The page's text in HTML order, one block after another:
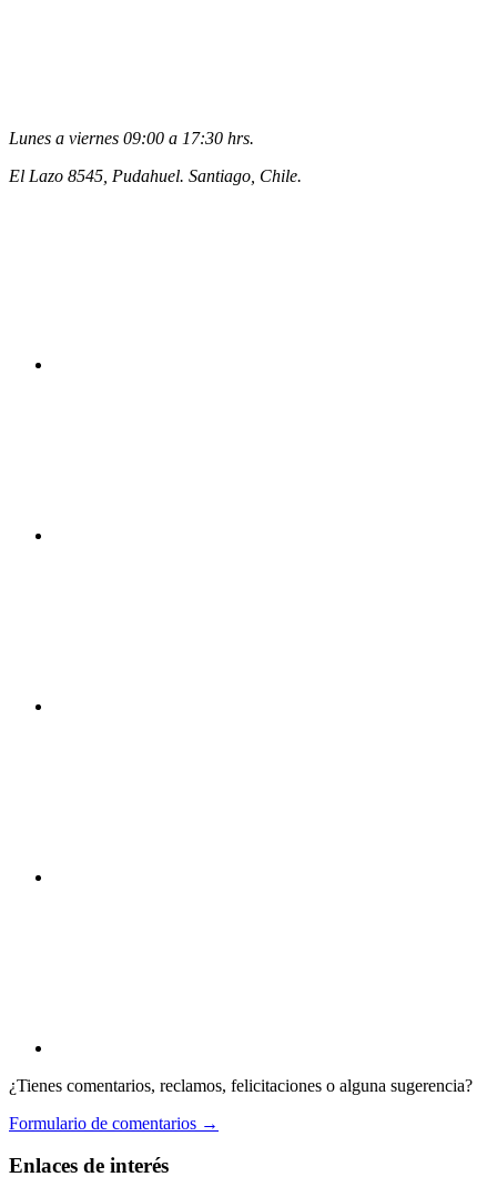
Lunes a viernes 09:00 a 17:30 hrs.
El Lazo 8545, Pudahuel. Santiago, Chile.
¿Tienes comentarios, reclamos, felicitaciones o alguna sugerencia?
Formulario de comentarios →
Enlaces de interés